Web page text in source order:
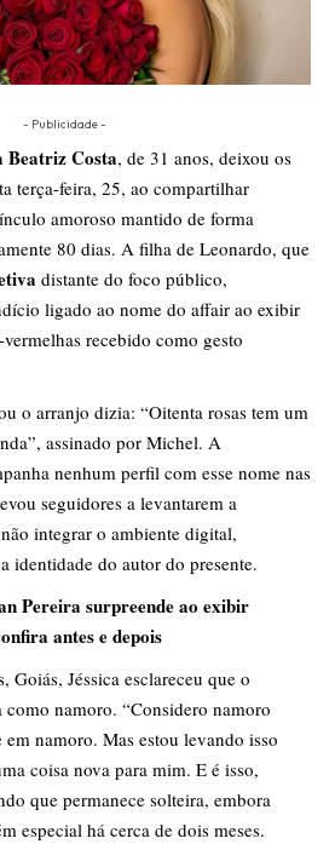
- Publicidade -
Beatriz Costa, de 31 anos, deixou os
terça-feira, 25, ao compartilhar
amoroso mantido de forma
80 dias. A filha de Leonardo, que
distante do foco público,
ligado ao nome do affair ao exibir
recebido como gesto
o arranjo dizia: “Oitenta rosas tem um
assinado por Michel. A
nenhum perfil com esse nome nas
seguidores a levantarem a
integrar o ambiente digital,
identidade do autor do presente.
Pereira surpreende ao exibir
antes e depois
Jéssica esclareceu que o
namoro. “Considero namoro
em namoro. Mas estou levando isso
coisa nova para mim. E é isso,
que permanece solteira, embora
especial há cerca de dois meses.